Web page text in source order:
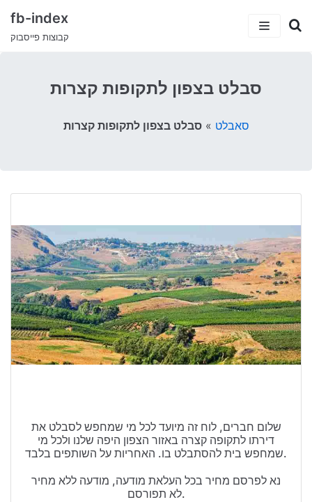
fb-index
קבוצות פייסבוק
5 קבוצות פייסבוק שיעזרו לך למצוא עבודה
קבוצות הפייסבוק המצחיקות בישראל
ישראלים בחו”ל
דרושים ועבודות
סאבלט
הייטק
סטודנטים
טיולים בישראל
וידויים
כרטיסים
סבלט בצפון לתקופות קצרות
סאבלט »סבלט בצפון לתקופות קצרות
שלום חברים, לוח זה מיועד לכל מי שמחפש לסבלט את
דירתו לתקופה קצרה באזור הצפון היפה שלנו ולכל מי
שמחפש בית להסתבלט בו. האחריות על השותפים בלבד.
נא לפרסם מחיר בכל העלאת מודעה, מודעה ללא מחיר
לא תפורסם.